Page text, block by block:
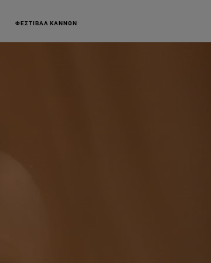
ΦΕΣΤΙΒΑΛ ΚΑΝΝΩΝ